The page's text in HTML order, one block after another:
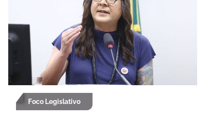
Foco Legislativo